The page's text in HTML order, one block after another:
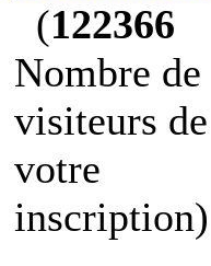
(122366
Nombre de
visiteurs de
votre
inscription)